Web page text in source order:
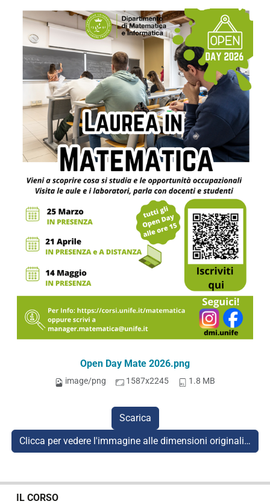
Open Day Mate 2026.png
image/png 1587x2245 1.8 MB
Scarica
Clicca per vedere l'immagine alle dimensioni originali…
IL CORSO